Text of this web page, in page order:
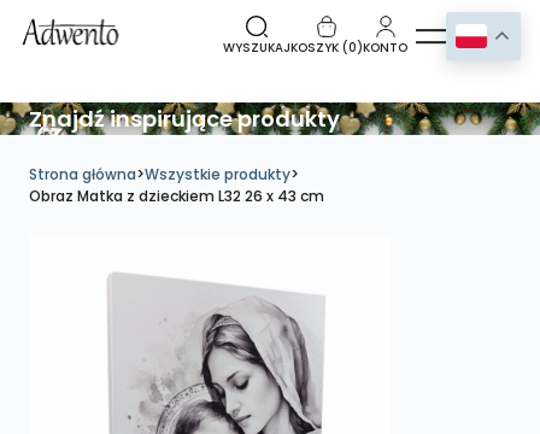
WYSZUKAJKOSZYK (0)KONTO
Znajdź inspirujące produkty
Strona główna>Wszystkie produkty>
Obraz Matka z dzieckiem L32 26 x 43 cm